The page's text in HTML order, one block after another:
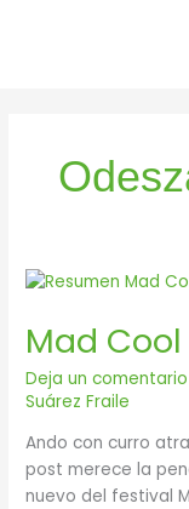
Mad Cool
Deja un comentario
Suárez Fraile
Ando con curro
post merece la
nuevo del festival
Mad
2018